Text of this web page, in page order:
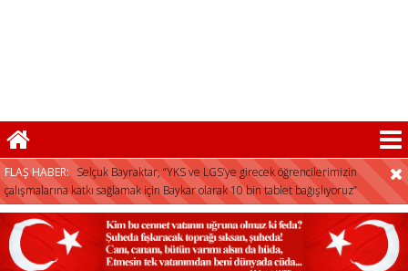
FLAŞ HABER: Selçuk Bayraktar, “YKS ve LGS’ye girecek öğrencilerimizin
çalışmalarına katkı sağlamak için Baykar olarak 10 bin tablet bağışlıyoruz”